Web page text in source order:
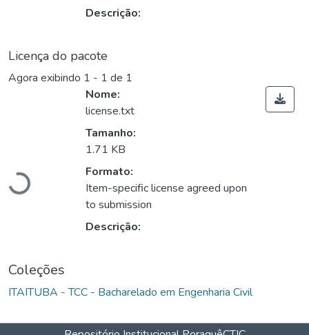
Descrição:
Licença do pacote
Agora exibindo 1 - 1 de 1
Carregando...
Nome:
license.txt
Tamanho:
1.71 KB
Formato:
Item-specific license agreed upon
to submission
Descrição:
Coleções
ITAITUBA - TCC - Bacharelado em Engenharia Civil